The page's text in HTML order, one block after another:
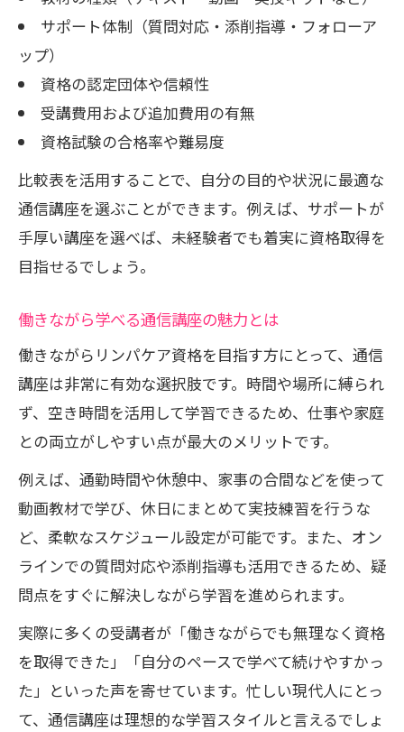
サポート体制（質問対応・添削指導・フォローア
ップ）
資格の認定団体や信頼性
受講費用および追加費用の有無
資格試験の合格率や難易度
比較表を活用することで、自分の目的や状況に最適な
通信講座を選ぶことができます。例えば、サポートが
手厚い講座を選べば、未経験者でも着実に資格取得を
目指せるでしょう。
働きながら学べる通信講座の魅力とは
働きながらリンパケア資格を目指す方にとって、通信
講座は非常に有効な選択肢です。時間や場所に縛られ
ず、空き時間を活用して学習できるため、仕事や家庭
との両立がしやすい点が最大のメリットです。
例えば、通勤時間や休憩中、家事の合間などを使って
動画教材で学び、休日にまとめて実技練習を行うな
ど、柔軟なスケジュール設定が可能です。また、オン
ラインでの質問対応や添削指導も活用できるため、疑
問点をすぐに解決しながら学習を進められます。
実際に多くの受講者が「働きながらでも無理なく資格
を取得できた」「自分のペースで学べて続けやすかっ
た」といった声を寄せています。忙しい現代人にとっ
て、通信講座は理想的な学習スタイルと言えるでしょ